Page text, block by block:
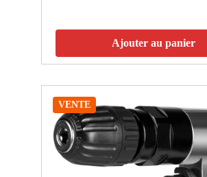
Ajouter au panier
VENTE